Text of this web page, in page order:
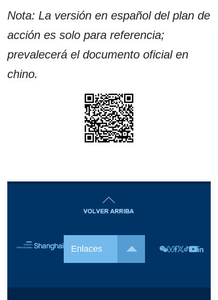
Nota: La versión en español del plan de
acción es solo para referencia;
prevalecerá el documento oficial en
chino.
Enlaces